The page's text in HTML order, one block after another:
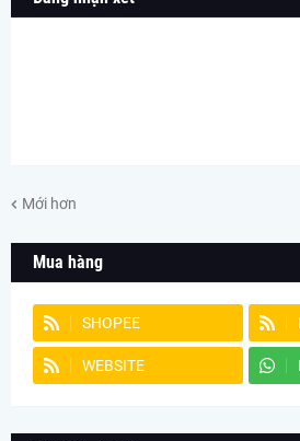
Mới hơn
Mua hàng
SHOPEE
WEBSITE